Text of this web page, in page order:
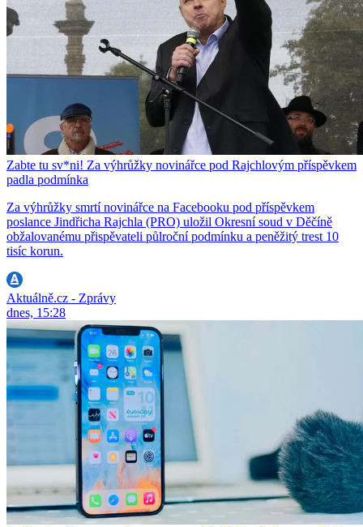
Zabte tu sv*ni! Za výhrůžky novinářce pod Rajchlovým příspěvkem
padla podmínka
Za výhrůžky smrtí novinářce na Facebooku pod příspěvkem
poslance Jindřicha Rajchla (PRO) uložil Okresní soud v Děčíně
obžalovanému přispěvateli půlroční podmínku a peněžitý trest 10
tisíc korun.
Aktuálně.cz - Zprávy
dnes, 15:28